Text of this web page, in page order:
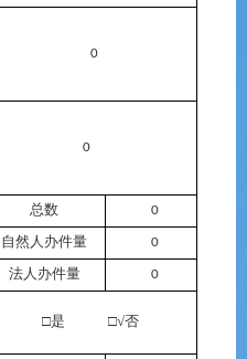
0
0
总数 0
自然人办件量 0
法人办件量 0
□是 □√否